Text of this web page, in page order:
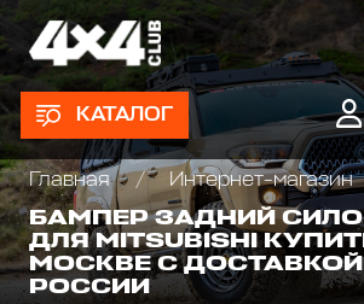
КАТАЛОГ
Главная Интернет-магазин
БАМПЕР ЗАДНИЙ
ДЛЯ MITSUBISHI
МОСКВЕ С ДОСТАВКОЙ
РОССИИ